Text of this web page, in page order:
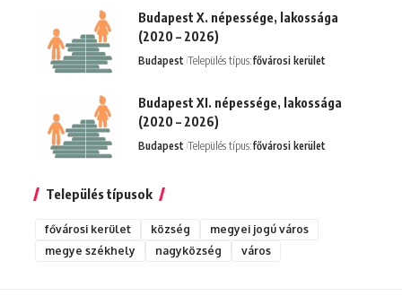
Budapest X. népessége, lakossága
(2020 – 2026)
Budapest Település típus:fővárosi kerület
Budapest XI. népessége, lakossága
(2020 – 2026)
Budapest Település típus:fővárosi kerület
Település típusok
fővárosi kerület község
megyei jogú város
megye székhely
nagyközség város